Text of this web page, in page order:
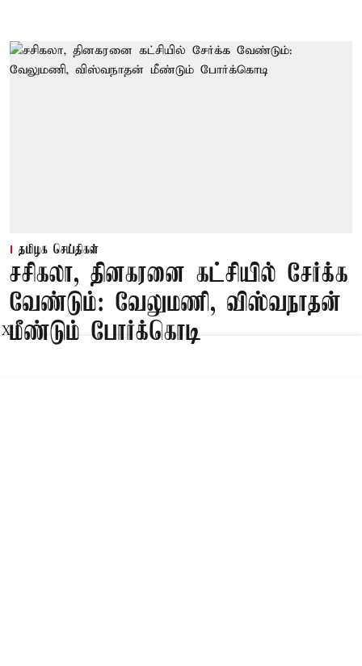
தமிழக செய்திகள்
சசிகலா, தினகரனை கட்சியில் சேர்க்க
வேண்டும்: வேலுமணி, விஸ்வநாதன்
மீண்டும் போர்க்கொடி
X